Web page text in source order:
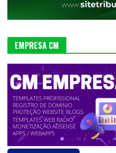
EMPRESA CM